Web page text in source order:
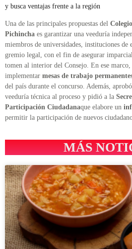
y busca ventajas frente a la región
Una de las principales propuestas del
Pichincha es garantizar una veeduría
miembros de universidades, instituciones de
gremio legal, con el fin de asegurar
tomen al interior del Consejo. En ese
implementar mesas de trabajo
del país durante el concurso. Además,
veeduría técnica al proceso y pidió a la
Participación Ciudadanaque elabore un
permitir la participación de nuevos
MÁS